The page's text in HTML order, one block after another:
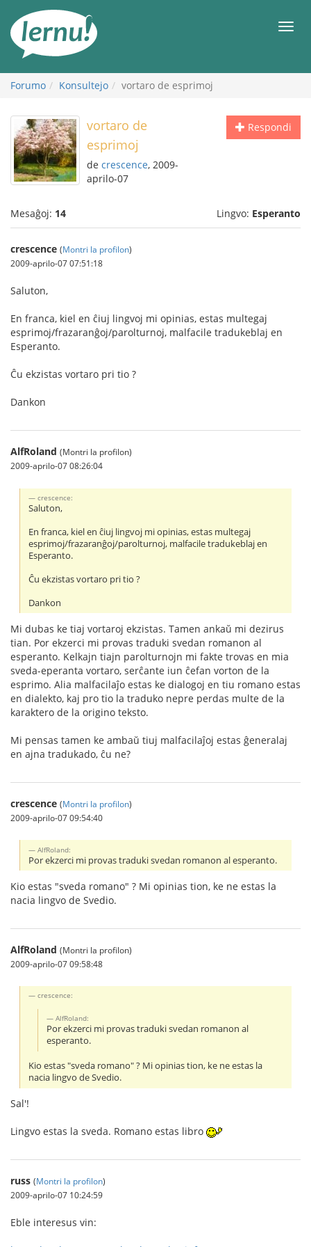
enhavo
Forumo Konsultejo vortaro de esprimoj
Respondi
vortaro de
esprimoj
de crescence, 2009-
aprilo-07
Mesaĝoj: 14 Lingvo: Esperanto
crescence (Montri la profilon)
2009-aprilo-07 07:51:18
Saluton,
En franca, kiel en ĉiuj lingvoj mi opinias, estas multegaj
esprimoj/frazaranĝoj/parolturnoj, malfacile tradukeblaj en
Esperanto.
Ĉu ekzistas vortaro pri tio ?
Dankon
AlfRoland (Montri la profilon)
2009-aprilo-07 08:26:04
crescence:
Saluton,
En franca, kiel en ĉiuj lingvoj mi opinias, estas multegaj
esprimoj/frazaranĝoj/parolturnoj, malfacile tradukeblaj en
Esperanto.
Ĉu ekzistas vortaro pri tio ?
Dankon
Mi dubas ke tiaj vortaroj ekzistas. Tamen ankaŭ mi dezirus
tian. Por ekzerci mi provas traduki svedan romanon al
esperanto. Kelkajn tiajn parolturnojn mi fakte trovas en mia
sveda-eperanta vortaro, serĉante iun ĉefan vorton de la
esprimo. Alia malfacilaĵo estas ke dialogoj en tiu romano estas
en dialekto, kaj pro tio la traduko nepre perdas multe de la
karaktero de la origino teksto.
Mi pensas tamen ke ambaŭ tiuj malfacilaĵoj estas ĝeneralaj
en ajna tradukado, ĉu ne?
crescence (Montri la profilon)
2009-aprilo-07 09:54:40
AlfRoland:
Por ekzerci mi provas traduki svedan romanon al esperanto.
Kio estas "sveda romano" ? Mi opinias tion, ke ne estas la
nacia lingvo de Svedio.
AlfRoland (Montri la profilon)
2009-aprilo-07 09:58:48
crescence:
AlfRoland:
Por ekzerci mi provas traduki svedan romanon al
esperanto.
Kio estas "sveda romano" ? Mi opinias tion, ke ne estas la
nacia lingvo de Svedio.
Sal'!
Lingvo estas la sveda. Romano estas libro
russ (Montri la profilon)
2009-aprilo-07 10:24:59
Eble interesus vin: